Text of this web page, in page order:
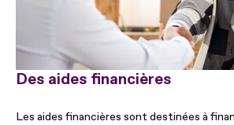
Des aides financières
Les aides financières sont destinées à